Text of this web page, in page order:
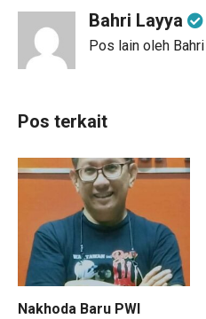
Bahri Layya
Pos lain oleh
Pos terkait
Nakhoda Baru PWI